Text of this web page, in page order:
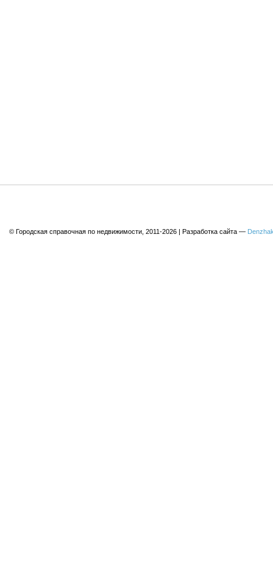
© Городская справочная по недвижимости, 2011-2026 | Разработка сайта —